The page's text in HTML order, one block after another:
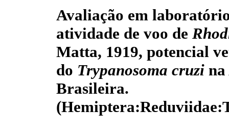
Avaliação em
atividade de voo de
Matta, 1919, potencial
do Trypanosoma cruzi
Brasileira.